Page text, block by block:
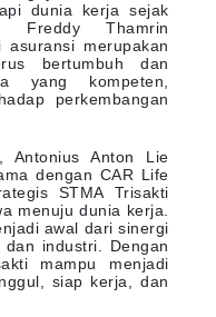
dunia kerja sejak
Freddy Thamrin
asuransi merupakan
bertumbuh dan
yang kompeten,
perkembangan
Antonius Anton Lie
dengan CAR Life
STMA Trisakti
menuju dunia kerja.
awal dari sinergi
industri. Dengan
mampu menjadi
siap kerja, dan